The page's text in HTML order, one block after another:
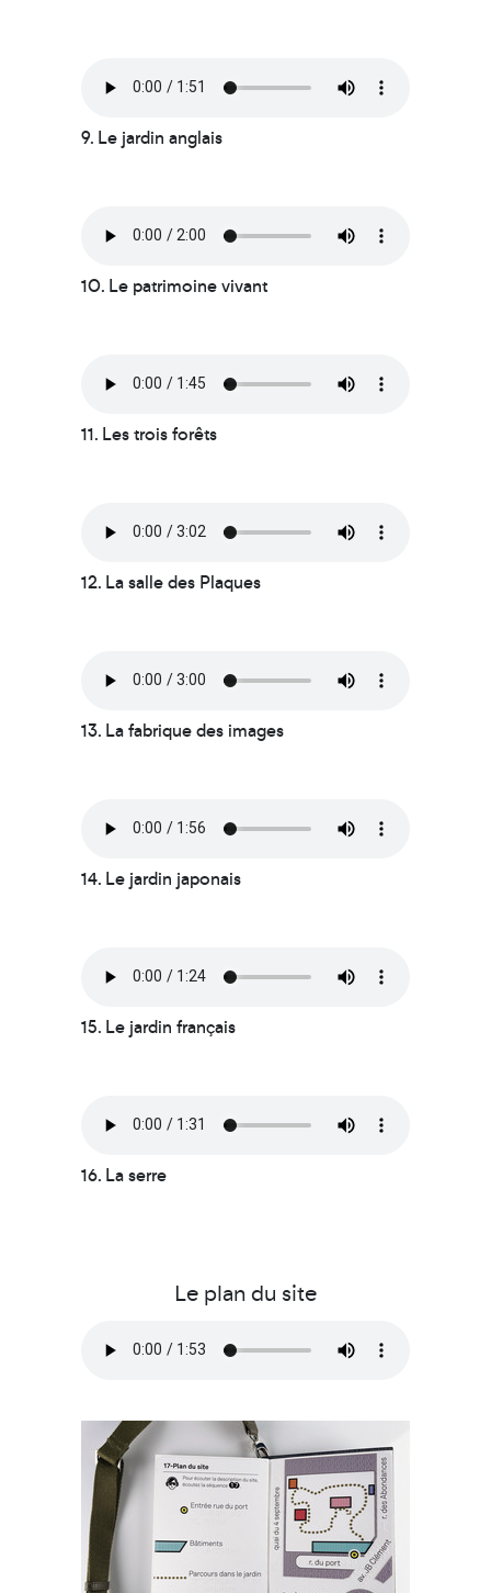
9. Le jardin anglais
10. Le patrimoine vivant
11. Les trois forêts
12. La salle des Plaques
13. La fabrique des images
14. Le jardin japonais
15. Le jardin français
16. La serre
Le plan du site